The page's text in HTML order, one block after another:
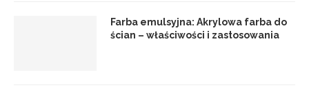
Farba emulsyjna: Akrylowa farba do
ścian – właściwości i zastosowania